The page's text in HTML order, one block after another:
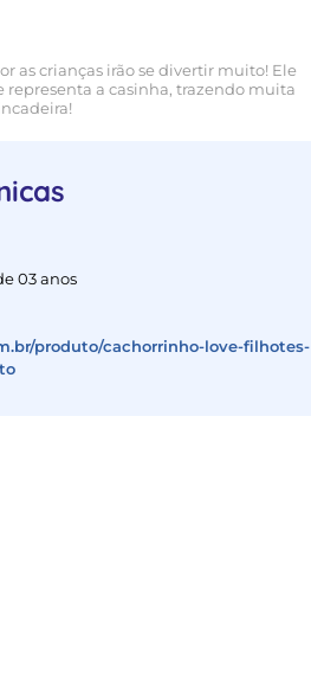
as crianças irão se divertir muito! Ele
a casinha, trazendo muita
03 anos
produto/cachorrinho-love-filhotes-